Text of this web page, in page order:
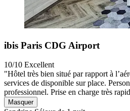
ibis Paris CDG Airport
10/10 Excellent
"Hôtel très bien situé par rapport à
services de disponible sur place.
professionnel. Prise en charge très
Masquer